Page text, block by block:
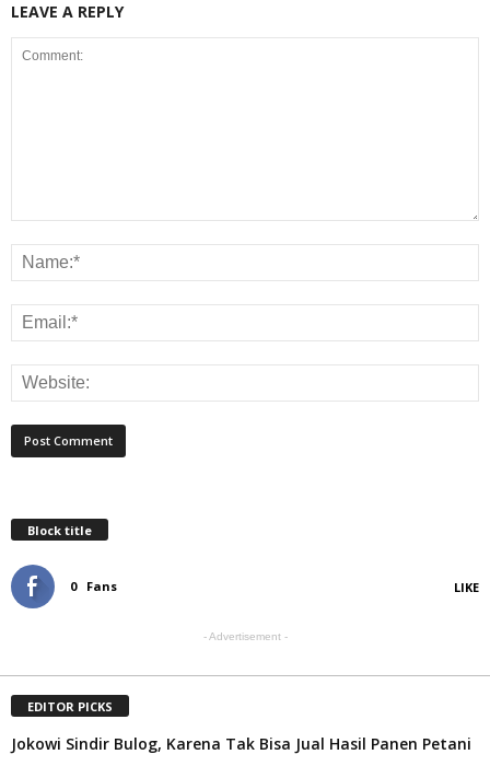
LEAVE A REPLY
Block title
0 Fans LIKE
- Advertisement -
EDITOR PICKS
Jokowi Sindir Bulog, Karena Tak Bisa Jual Hasil Panen Petani